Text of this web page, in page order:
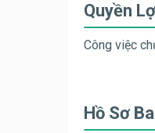
Quyền
Công việc
Hồ Sơ